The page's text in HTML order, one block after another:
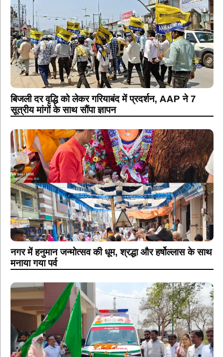
बिजली दर वृद्धि को लेकर गरियाबंद में प्रदर्शन, AAP ने 7
सूत्रीय मांगों के साथ सौंपा ज्ञापन
नगर में हनुमान जन्मोत्सव की धूम, श्रद्धा और हर्षोल्लास के साथ
मनाया गया पर्व